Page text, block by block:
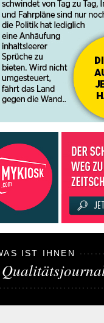
IST IHNEN